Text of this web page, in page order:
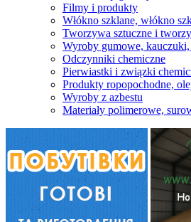
Filmy i produkty
Włókno szklane, włókno
Tworzywa sztuczne i
Wyroby gumowe, kauczuki,
Odczynniki chemiczne
Pierwiastki i związki
Produkty ropopochodne,
Wyroby z azbestu
Materiały polimerowe,